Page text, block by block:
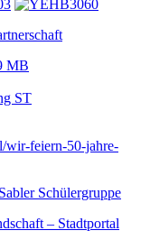
MB
ST
wir-feiern-50-jahre-
Schülergruppe
– Stadtportal